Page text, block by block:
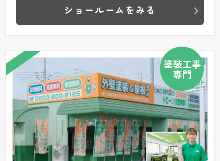
ショールームをみる
塗装工事
専門